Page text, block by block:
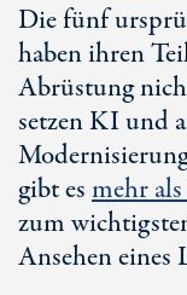
Die fünf
haben ihren
Abrüstung
setzen KI und
gibt esmehr als
zum
Ansehen eines